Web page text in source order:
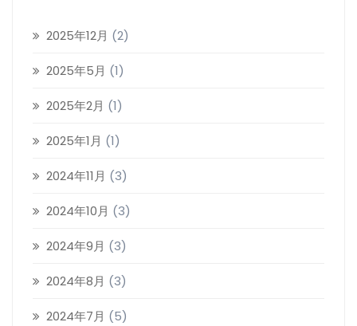
2025年12月 (2)
2025年5月 (1)
2025年2月 (1)
2025年1月 (1)
2024年11月 (3)
2024年10月 (3)
2024年9月 (3)
2024年8月 (3)
2024年7月 (5)